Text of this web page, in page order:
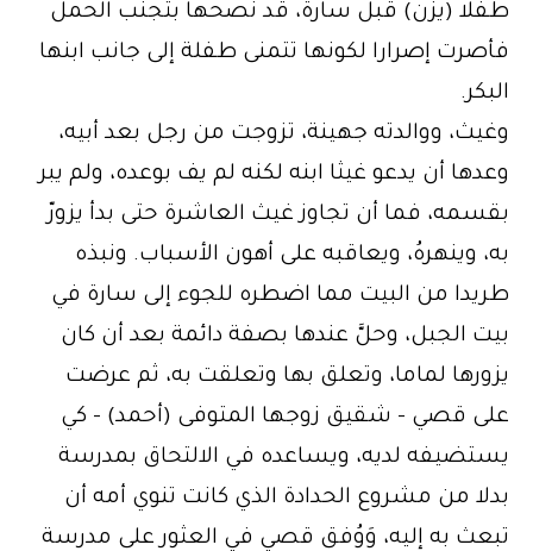
طفلا (يزن) قبل سارة، قد نصحها بتجنب الحمل
فأصرت إصرارا لكونها تتمنى طفلة إلى جانب ابنها
البكر.
وغيث، ووالدته جهينة، تزوجت من رجل بعد أبيه،
وعدها أن يدعو غيثا ابنه لكنه لم يف بوعده، ولم يبر
بقسمه، فما أن تجاوز غيث العاشرة حتى بدأ يزورّ
به، وينهرهُ، ويعاقبه على أهون الأسباب. ونبذه
طريدا من البيت مما اضطره للجوء إلى سارة في
بيت الجبل، وحلَّ عندها بصفة دائمة بعد أن كان
يزورها لماما، وتعلق بها وتعلقت به، ثم عرضت
على قصي – شقيق زوجها المتوفى (أحمد) – كي
يستضيفه لديه، ويساعده في الالتحاق بمدرسة
بدلا من مشروع الحدادة الذي كانت تنوي أمه أن
تبعث به إليه، وَوُفق قصي في العثور على مدرسة